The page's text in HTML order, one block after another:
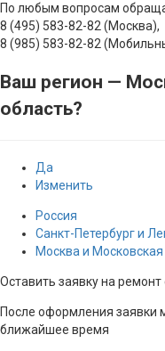
По любым вопросам
8 (495) 583-82-82 (Москва),
8 (985) 583-82-82
Ваш регион —
область?
Да
Изменить
Россия
Санкт-Петербург и
Москва и Московская
Оставить заявку на
После оформления заявки
ближайшее время